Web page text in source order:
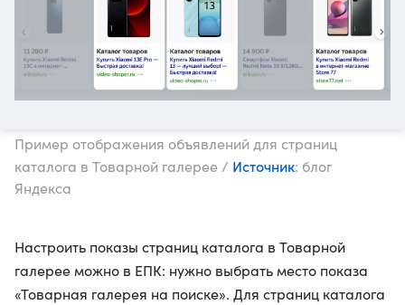
Пример отображения объявлений для страниц
каталога в Товарной галерее / Источник: блог
Яндекса
Настроить показы страниц каталога в Товарной
галерее можно в ЕПК: нужно выбрать место показа
«Товарная галерея на поиске». Для страниц каталога